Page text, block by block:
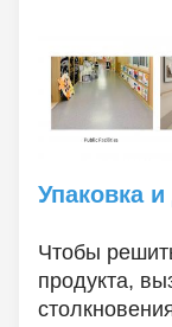
тонкую
теплое
ощущение
обладая
цветом,
полной
Упаковка и
Чтобы
продукта,